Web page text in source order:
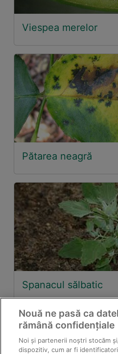
Viespea merelor
Pătarea neagră
Spanacul sălbatic
Nouă ne pasă ca
rămână confidențiale
Noi și partenerii noștri stocăm
dispozitiv, cum ar fi